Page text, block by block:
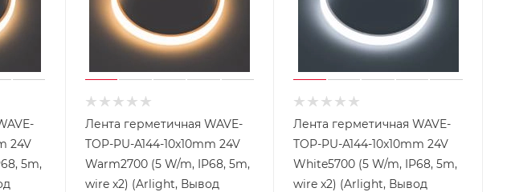
24V
5m,
Лента герметичная WAVE-
TOP-PU-A144-10x10mm 24V
Warm2700 (5 W/m, IP68, 5m,
wire x2) (Arlight, Вывод
Лента герметичная WAVE-
TOP-PU-A144-10x10mm 24V
White5700 (5 W/m, IP68, 5m,
wire x2) (Arlight, Вывод